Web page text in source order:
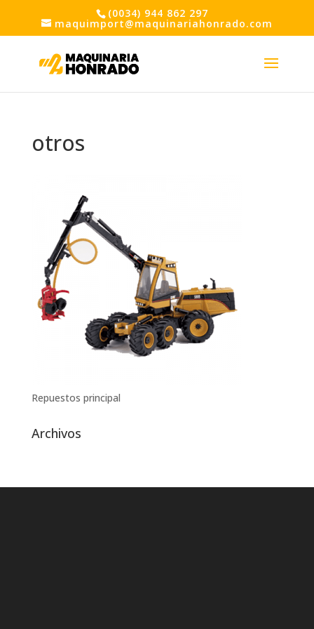
(0034) 944 862 297
maquimport@maquinariahonrado.com
otros
Repuestos principal
Archivos